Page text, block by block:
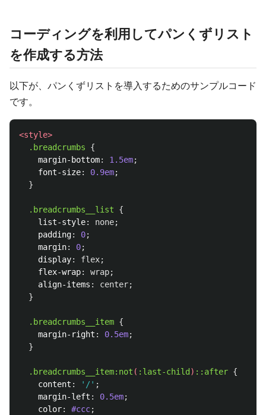
コーディングを利用してパンくずリスト
を作成する方法
以下が、パンくずリストを導入するためのサンプルコード
です。
<style>
.breadcrumbs
{
margin-bottom: 1.5em;
font-size: 0.9em;
}
.breadcrumbs__list
{
list-style: none;
padding: 0;
margin: 0;
display: flex;
flex-wrap: wrap;
align-items : center;
}
.breadcrumbs__item {
margin-right : 0.5em;
}
.breadcrumbs__item:not ( :last-child ) ::after {
content : '/' ;
margin-left : 0.5em;
color: #ccc;